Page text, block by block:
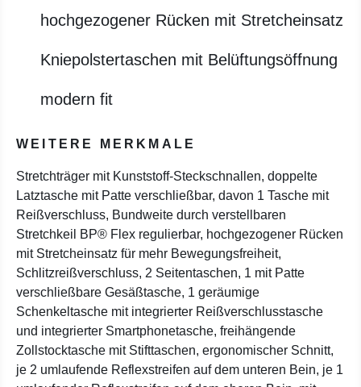
hochgezogener Rücken mit Stretcheinsatz
Kniepolstertaschen mit Belüftungsöffnung
modern fit
WEITERE MERKMALE
Stretchträger mit Kunststoff-Steckschnallen, doppelte
Latztasche mit Patte verschließbar, davon 1 Tasche mit
Reißverschluss, Bundweite durch verstellbaren
Stretchkeil BP® Flex regulierbar, hochgezogener Rücken
mit Stretcheinsatz für mehr Bewegungsfreiheit,
Schlitzreißverschluss, 2 Seitentaschen, 1 mit Patte
verschließbare Gesäßtasche, 1 geräumige
Schenkeltasche mit integrierter Reißverschlusstasche
und integrierter Smartphonetasche, freihängende
Zollstocktasche mit Stifttaschen, ergonomischer Schnitt,
je 2 umlaufende Reflexstreifen auf dem unteren Bein, je 1